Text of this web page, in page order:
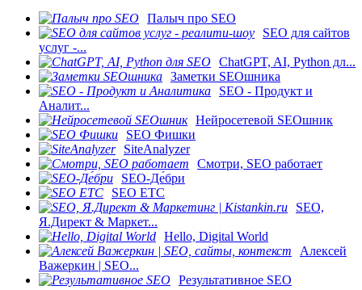
Палыч про SEO
SEO для сайтов
услуг -...
ChatGPT, AI, Python дл...
Заметки SEOшника
SEO - Продукт и
Аналит...
Нейросетевой SEOшник
SEO Фишки
SiteAnalyzer
Смотри, SEO работает
SEO-Де́бри
SEO ETC
SEO,
Я.Директ & Маркет...
Hello, Digital World
Алексей
Важеркин | SEO...
Результативное SEO